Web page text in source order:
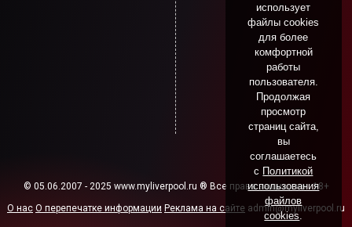
© 05.06.2007 - 2025 www.myliverpool.ru ® Все права защищены. 18+
О нас О перепечатке информации Реклама на сайте admin@myliverpool.ru
использует
файлы cookies
для более
комфортной
работы
пользователя.
Продолжая
просмотр
страниц сайта,
вы
соглашаетесь
с Политикой
использования
файлов
cookies